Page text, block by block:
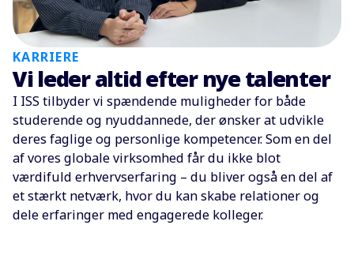
KARRIERE
Vi leder altid efter nye talenter
I ISS tilbyder vi spændende muligheder for både
studerende og nyuddannede, der ønsker at udvikle
deres faglige og personlige kompetencer. Som en del
af vores globale virksomhed får du ikke blot
værdifuld erhvervserfaring – du bliver også en del af
et stærkt netværk, hvor du kan skabe relationer og
dele erfaringer med engagerede kolleger.